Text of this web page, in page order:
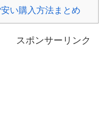
い購入方法まとめ
スポンサーリンク